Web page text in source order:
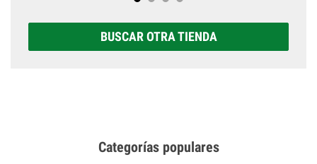
BUSCAR OTRA TIENDA
Categorías populares